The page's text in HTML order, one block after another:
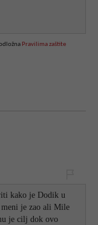
Pravilima zaštite
kako je Dodik u
je zao ali Mile
je cilj dok ovo